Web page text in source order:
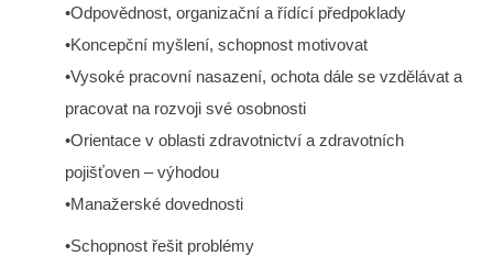
•Odpovědnost, organizační a řídící předpoklady
•Koncepční myšlení, schopnost motivovat
•Vysoké pracovní nasazení, ochota dále se vzdělávat a
pracovat na rozvoji své osobnosti
•Orientace v oblasti zdravotnictví a zdravotních
pojišťoven – výhodou
•Manažerské dovednosti
•Schopnost řešit problémy